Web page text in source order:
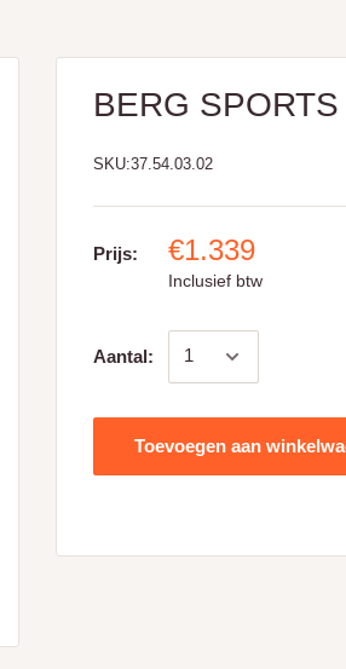
BERG
SKU:37.54.03.02
Prijs: €1.339
Inclusief btw
Aantal:
Toevoegen aan